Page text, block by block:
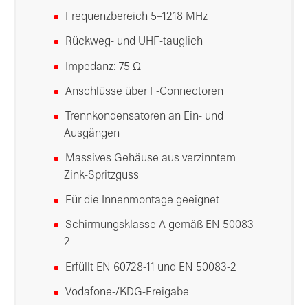
Frequenzbereich 5–1218 MHz
Rückweg- und UHF-tauglich
Impedanz: 75 Ω
Anschlüsse über F-Connectoren
Trennkondensatoren an Ein- und
Ausgängen
Massives Gehäuse aus verzinntem
Zink-Spritzguss
Für die Innenmontage geeignet
Schirmungsklasse A gemäß EN 50083-
2
Erfüllt EN 60728-11 und EN 50083-2
Vodafone-/KDG-Freigabe